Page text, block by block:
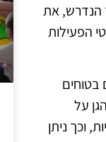
הנדרש, את
הפעילות
בטוחים
על
וכך ניתן